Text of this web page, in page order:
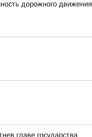
дорожного движения
главе государства